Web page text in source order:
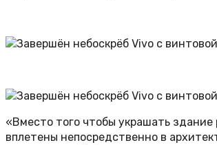
«Вместо того чтобы украшать
вплетены непосредственно в